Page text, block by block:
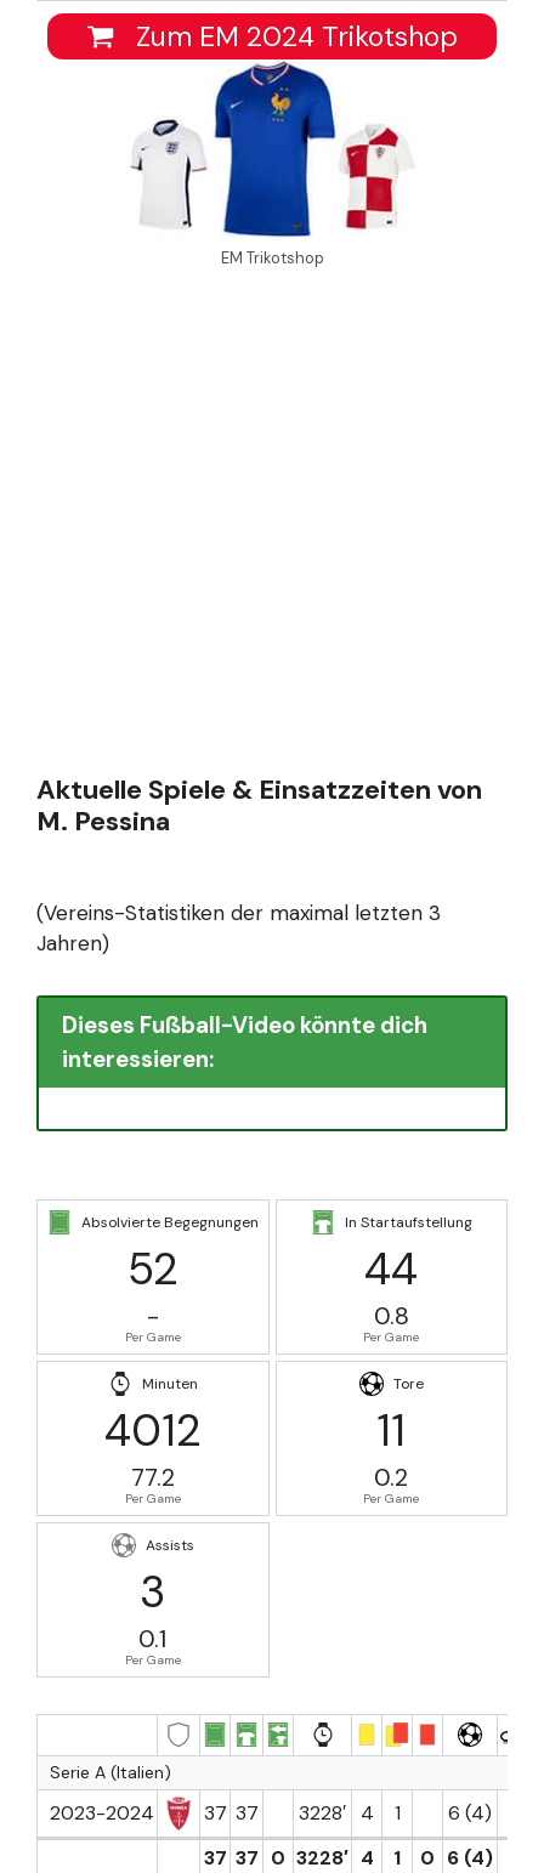
Zum EM 2024 Trikotshop
EM Trikotshop
Aktuelle Spiele & Einsatzzeiten von
M. Pessina
(Vereins-Statistiken der maximal letzten 3
Jahren)
Dieses Fußball-Video könnte dich
interessieren:
Absolvierte Begegnungen
52
-
Per Game
In Startaufstellung
44
0.8
Per Game
Minuten
4012
77.2
Per Game
Tore
11
0.2
Per Game
Assists
3
0.1
Per Game
Serie A (Italien)
2023-2024 37 37 3228′ 4 1 6 (4)
37 37 0 3228′ 4 1 0 6 (4)